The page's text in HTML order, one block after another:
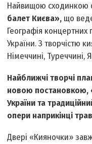
Найвищою сходинкою
балет Києва», що
Географія
України. З творчістю
Німеччині, Туреччині,
Найближчі творчі
новою постановкою,
України та
опери наприкінці
Двері «Кияночки»